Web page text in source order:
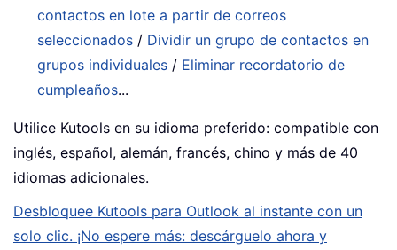
contactos en lote a partir de correos
seleccionados / Dividir un grupo de contactos en
grupos individuales / Eliminar recordatorio de
cumpleaños...
Utilice Kutools en su idioma preferido: compatible con
inglés, español, alemán, francés, chino y más de 40
idiomas adicionales.
Desbloquee Kutools para Outlook al instante con un
solo clic. ¡No espere más: descárguelo ahora y